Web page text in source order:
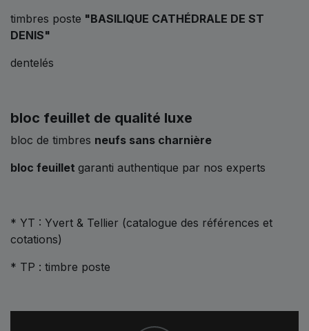
timbres poste "BASILIQUE CATHÉDRALE DE ST
DENIS"
dentelés
bloc feuillet de qualité luxe
bloc de timbres neufs sans charnière
bloc feuillet garanti authentique par nos experts
* YT : Yvert & Tellier (catalogue des références et
cotations)
* TP : timbre poste